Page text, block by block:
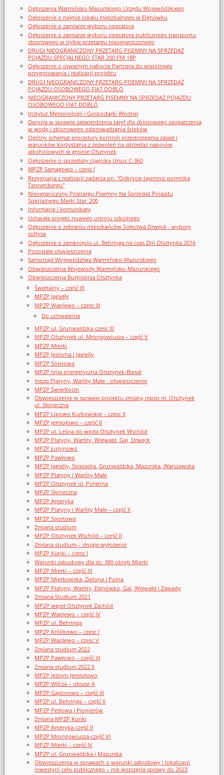
Ogłoszenia Warmińsko-Mazurskiego Urzędu Wojewódzkiego
Ogłoszenie o najmie lokalu mieszkalnego w Elgnówku
Ogłoszenie o zamiarze wyboru operatora
Ogłoszenie o zamiarze wyboru operatora publicznego transportu
zbiorowego w trybie przetargu nieograniczonego
DRUGI NIEOGRANICZONY PRZETARG PISEMNY NA SPRZEDAŻ
POJAZDU SPECJALNEGO STAR 200 PM 18P
Ogłoszenie o otwartym naborze Partnera do wspólnego
przygotowania i realizacji projektu
DRUGI NIEOGRANICZONY PRZETARG PISEMNY NA SPRZEDAŻ
POJAZDU OSOBOWEGO FIAT DOBLO
NIEOGRANICZONY PRZETARG PISEMNY NA SPRZEDAŻ POJAZDU
OSOBOWEGO FIAT DOBLO
Instytut Meteorologii i Gospodarki Wodnej
Decyzja w sprawie zatwierdzenia taryf dla zbiorowego zaopatrzenia
w wodę i zbiorowego odprowadzania ścieków
Ogólny schemat procedury kontroli przestrzegania zasad i
warunków korzystania z zezwoleń na sprzedaż napojów
alkoholowych w gminie Olsztynek
Ogłoszenie o sprzedaży ciągnika Ursus C-360
MPZP Samagowo – czesc I
Rezygnacja z realizacji zadania pn. "Odkrycie tajemnic pomnika
Tannenbergu"
Nieograniczony Przetargu Pisemny Na Sprzedaż Pojazdu
Specjalnego Marki Star_200
Informacje i komunikaty
Uchwała projekt nowego ustroju szkolnego
Ogłoszenie o zebraniu mieszkańców Sołectwa Drwęck - wybory
sołtysa
Ogłoszenie o zamknięciu ul. Behringa na czas Dni Olsztynka 2016
Pozostałe obwieszczenia
Samorząd Województwa Warmińsko-Mazurskiego
Obwieszczenia Wojewody Warmińsko-Mazurskiego
Obwieszczenia Burmistrza Olsztynka
Świętajny – część III
MPZP Jagiełły
MPZP Waplewo – czesc III
Do uchwalenia
MPZP ul. Grunwaldzka-czesc III
MPZP Olsztynek ul. Mrongowiusza – część V
MPZP Mierki
MPZP Jeziorna i Jagielly
MPZP Sosnowa
MPZP linia energetyczna Olsztynek-Biesal
mpzp Platyny, Warlity Małe - obwieszczenie
MPZP Świerkocin
Obwieszczenie w sprawie projektu zmiany mpzp m. Olsztynek
ul. Słoneczna
MPZP Lipowo Kurkowskie – czesc II
MPZP Jemiołowo – część II
MPZP ul. Leśna do węzła Olsztynek Wschód
MPZP Platyny, Warlity, Wigwałd, Gaj, Drwęck
MPZP Łutynowo
MPZP Pawłowo
MPZP Jagielly, Strazacka, Grunwaldzka, Mazurska, Warszawska
MPZP Platyny i Warlity Małe
MPZP Olsztynek ul. Poranna
MPZP Słoneczna
MPZP Ameryka
MPZP Platyny i Warlity Małe – część II
MPZP Sportowa
Zmiana studium
MPZP Olsztynek Wschód – część II
Zmiana studium – drugie wyłożenie
MPZP Kunki – czesc I
Warunki zabudowy dla dz. 380 obręb Mierki
MPZP Mierki – część III
MPZP Mierkowska, Zielona i Polna
MPZP Platyny, Warlity, Elgnówko, Gaj, Wigwałd i Zawady
Zmiana Studium 2021
MPZP węzeł Olsztynek Zachód
MPZP Waplewo – część IV
MPZP ul. Behringa
MPZP Królikowo – czesc I
MPZP Waplewo – czesc V
Zmiana studium 2022
MPZP Pawłowo – część III
Zmiana studium 2022 II
MPZP jezioro Jemiołowo
MPZP Wilcza – obszar A
MPZP Gąsiorowo – część III
MPZP ul. Behringa – część II
MPZP Perłowa i Pionierów
Zmiana MPZP Kunki
MPZP Ameryka-część II
MPZP Mrongowiusza-część VI
MPZP Mierki – część IV
MPZP ul. Grunwaldzka i Mazurska
Obwieszczenia w sprawach o warunki zabudowy i lokalizacji
inwestycji celu publicznego – rok wszczęcia sprawy do 2023